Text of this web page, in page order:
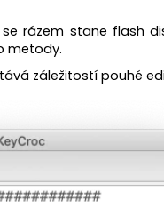
rázem stane flash
metody.
záležitostí pouhé